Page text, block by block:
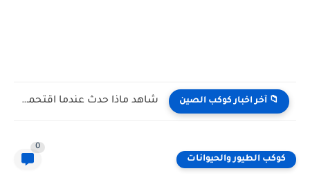
📁 آخر اخبار كوكب الصين شاهد كيف يتغلب النمس على الكوبرا في مواجهة تعتمد على...
كوكب الطيور والحيوانات
0